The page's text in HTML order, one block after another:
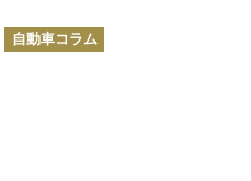
カ
テ
自動車コラム